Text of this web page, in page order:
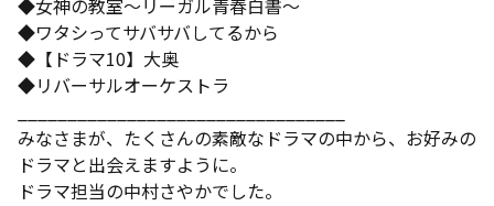
◆女神の教室〜リーガル青春白書〜
◆ワタシってサバサバしてるから
◆【ドラマ10】大奥
◆リバーサルオーケストラ
みなさまが、たくさんの素敵なドラマの中から、お好みの
ドラマと出会えますように。
ドラマ担当の中村さやかでした。